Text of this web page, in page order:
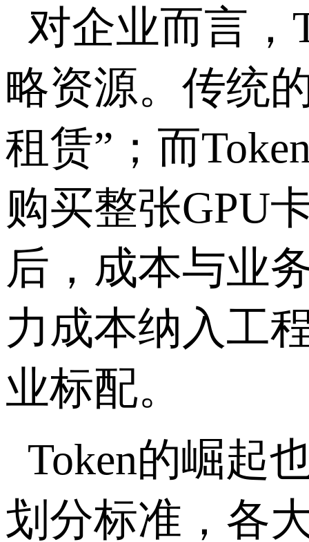
对企业而言，
略资源。传统
租赁”；而
购买整张GPU
后，成本与业
力成本纳入工
业标配。
Token的崛起
划分标准，各